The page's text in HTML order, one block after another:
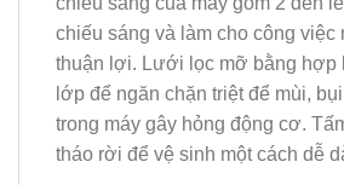
chiếu sáng và làm cho công việc
thuận lợi. Lưới lọc mỡ bằng hợp
lớp để ngăn chặn triệt để mùi,
trong máy gây hỏng động cơ.
tháo rời để vệ sinh một cách dễ